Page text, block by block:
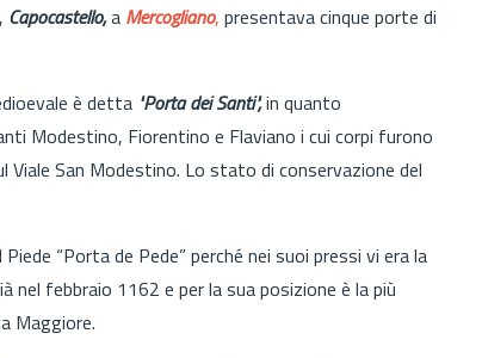
Capocastello,a Mercogliano, presentava cinque porte di
è detta "Porta dei Santi",in quanto
Modestino, Fiorentino e Flaviano i cui corpi furono
San Modestino. Lo stato di conservazione del
“Porta de Pede” perché nei suoi pressi vi era la
nel febbraio 1162 e per la sua posizione è la più
Maggiore.